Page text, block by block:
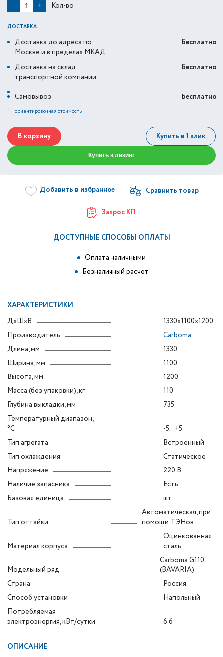
− + Кол-во
ДОСТАВКА:
Доставка до адреса по
Москве и в пределах МКАД
Бесплатно
Доставка на склад
транспортной компании
Бесплатно
Самовывоз
Бесплатно
* ориентировочная стоимость
В корзину Купить в 1 клик
Купить в лизинг
Добавить в избранное
Запрос КП
ДОСТУПНЫЕ СПОСОБЫ ОПЛАТЫ
Оплата наличными
Безналичный расчет
ХАРАКТЕРИСТИКИ
ДxШxВ
1330x1100x1200
Производитель
Carboma
Длина, мм
1330
Ширина, мм
1100
Высота, мм
1200
Масса (без упаковки), кг
110
Глубина выкладки, мм
735
Температурный диапазон,
°C
-5...+5
Тип агрегата
Встроенный
Тип охлаждения
Статическое
Напряжение
220 В
Наличие запасника
Есть
Базовая единица
шт
Тип оттайки
Автоматическая, при
помощи ТЭНов
Материал корпуса
Оцинкованная
сталь
Модельный ряд
Carboma G110
(BAVARIA)
Страна
Россия
Способ установки
Напольный
Потребляемая
электроэнергия, кВт/сутки
6.6
ОПИСАНИЕ